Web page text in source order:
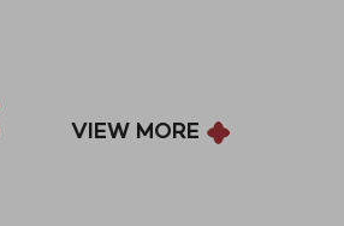
VIEW MORE